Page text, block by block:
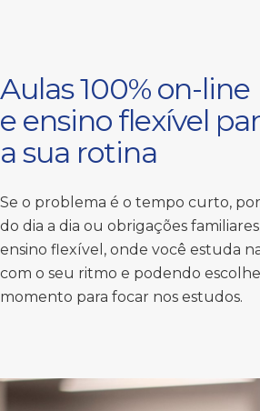
Aulas 100% on-line
e ensino flexível
a sua rotina
Se o problema é o tempo curto,
do dia a dia ou obrigações
ensino flexível, onde você estuda
com o seu ritmo e podendo
momento para focar nos estudos.